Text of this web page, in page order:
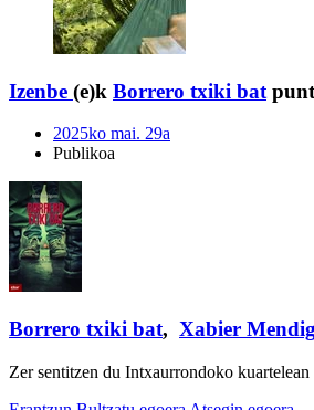
Izenbe (e)k Borrero txiki bat
2025ko mai. 29a
Publikoa
Borrero txiki bat, Xabier
Zer sentitzen du Intxaurrondoko